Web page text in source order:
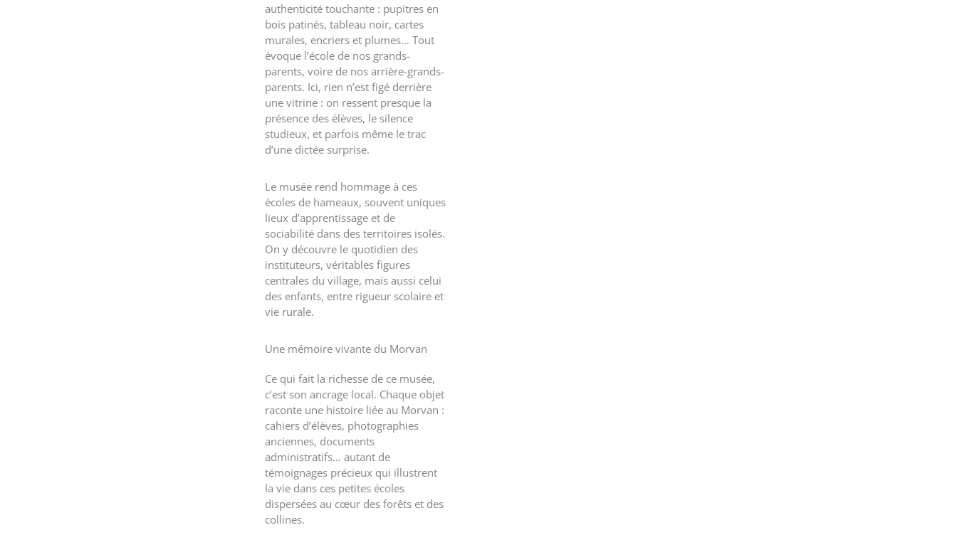
authenticité touchante : pupitres en
bois patinés, tableau noir, cartes
murales, encriers et plumes… Tout
évoque l’école de nos grands-
parents, voire de nos arrière-grands-
parents. Ici, rien n’est figé derrière
une vitrine : on ressent presque la
présence des élèves, le silence
studieux, et parfois même le trac
d’une dictée surprise.
Le musée rend hommage à ces
écoles de hameaux, souvent uniques
lieux d’apprentissage et de
sociabilité dans des territoires isolés.
On y découvre le quotidien des
instituteurs, véritables figures
centrales du village, mais aussi celui
des enfants, entre rigueur scolaire et
vie rurale.
Une mémoire vivante du Morvan
Ce qui fait la richesse de ce musée,
c’est son ancrage local. Chaque objet
raconte une histoire liée au Morvan :
cahiers d’élèves, photographies
anciennes, documents
administratifs… autant de
témoignages précieux qui illustrent
la vie dans ces petites écoles
dispersées au cœur des forêts et des
collines.